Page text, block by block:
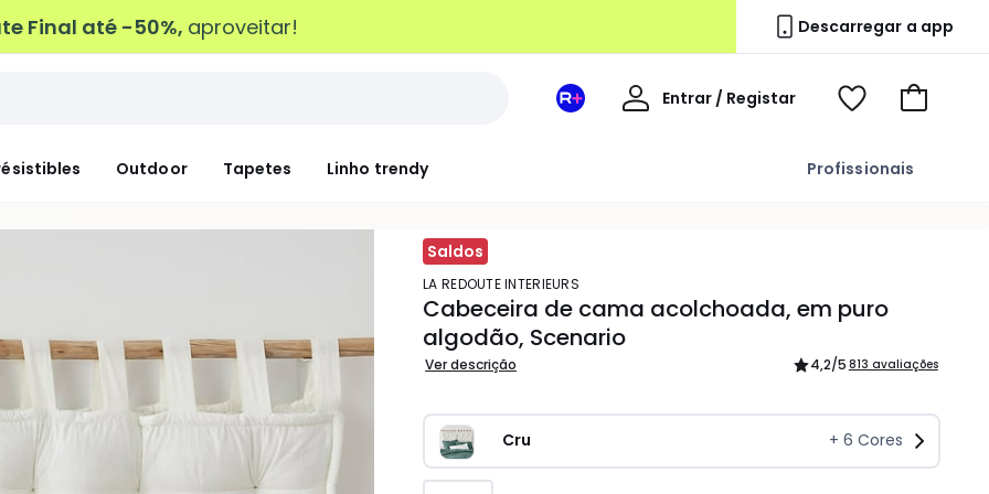
Final até -50%, aproveitar! Descarregar a app
Outdoor Tapetes Linho trendy Profissionais
Espaço
Entrar / Registar
Voir
Ir
carrinho
Saldos
LA REDOUTE INTERIEURS
Cabeceira de cama acolchoada, em puro
algodão, Scenario
Ver descrição 4,2/5 813 avaliações
Cru + 6 Cores